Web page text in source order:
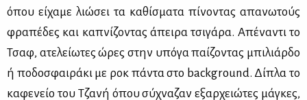
όπου εί­χα­με λιώ­σει τα κα­θί­σμα­τα πί­νο­ντας απα­νω­τούς
φρα­πέ­δες και κα­πνί­ζο­ντας άπει­ρα τσι­γά­ρα. Απέ­να­ντι το
Τσαφ, ατε­λεί­ω­τες ώρες στην υπό­γα παί­ζο­ντας μπι­λιάρ­δο
ή πο­δο­σφαι­ρά­κι με ροκ πά­ντα στο background. Δί­πλα το
κα­φε­νείο του Τζα­νή όπου σύ­χνα­ζαν εξαρ­χειώ­τες μά­γκες,